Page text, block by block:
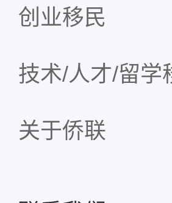
创业移民
技术/人才/留学
关于侨联